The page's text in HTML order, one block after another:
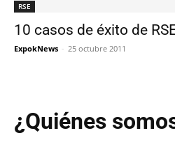
RSE
10 casos de éxito de
ExpokNews - 25 octubre 2011
¿Quiénes